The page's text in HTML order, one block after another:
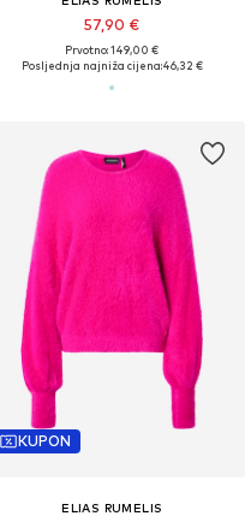
57,90 €
Prvotno: 149,00 €
Posljednja najniža cijena:46,32 €
KUPON
ELIAS RUMELIS